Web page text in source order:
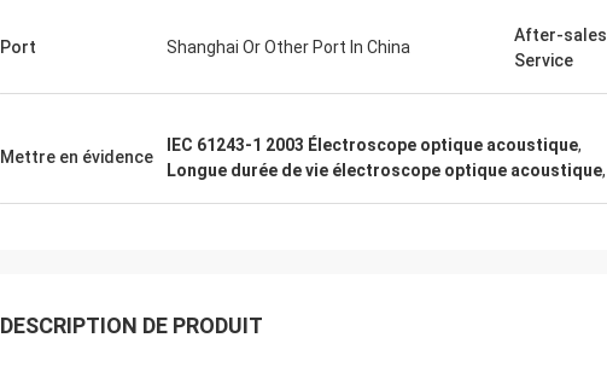
Port Shanghai Or Other Port In China
After-sales
Service
Mettre en évidence
IEC 61243-1 2003 Électroscope optique acoustique,
Longue durée de vie électroscope optique acoustique,
DESCRIPTION DE PRODUIT